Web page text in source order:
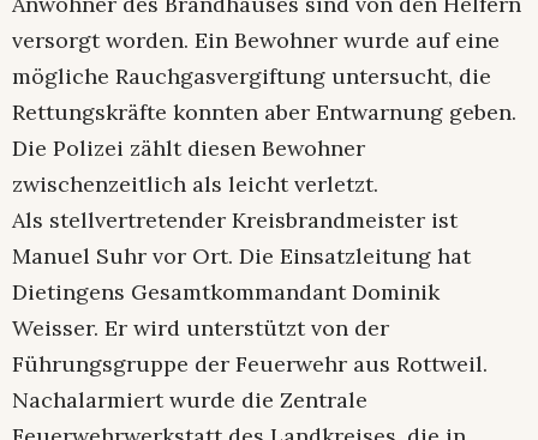
versorgt worden. Ein Bewohner wurde auf eine
mögliche Rauchgasvergiftung untersucht, die
Rettungskräfte konnten aber Entwarnung geben.
Die Polizei zählt diesen Bewohner
zwischenzeitlich als leicht verletzt.
Als stellvertretender Kreisbrandmeister ist
Manuel Suhr vor Ort. Die Einsatzleitung hat
Dietingens Gesamtkommandant Dominik
Weisser. Er wird unterstützt von der
Führungsgruppe der Feuerwehr aus Rottweil.
Nachalarmiert wurde die Zentrale